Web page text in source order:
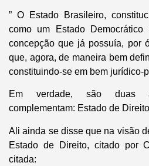
” O Estado Brasileiro,
como um Estado
concepção que já possuía, por
que, agora, de maneira bem
constituindo-se em bem jurídico-
Em verdade, são duas
complementam: Estado de
Ali ainda se disse que na visão
Estado de Direito, citado por
citada: